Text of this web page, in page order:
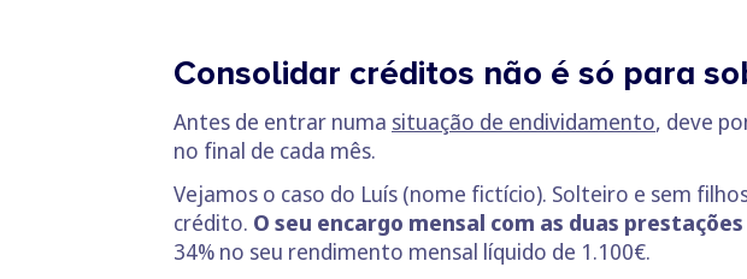
Consolidar créditos não é só para
Antes de entrar numa situação de endividamento, deve
no final de cada mês.
Vejamos o caso do Luís (nome fictício). Solteiro e sem
crédito. O seu encargo mensal com as duas
34% no seu rendimento mensal líquido de 1.100€.